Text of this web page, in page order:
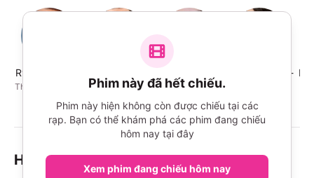
Ryan Reynolds
The Man Upstairs Bea
Phoebe Waller-
Hình ảnh & Video
Phim này đã hết chiếu.
Phim này hiện không còn được chiếu tại các
rạp. Bạn có thể khám phá các phim đang chiếu
hôm nay tại đây
Xem phim đang chiếu hôm nay